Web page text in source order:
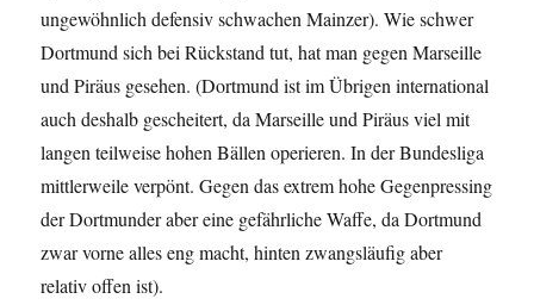
ungewöhnlich defensiv schwachen Mainzer). Wie schwer
Dortmund sich bei Rückstand tut, hat man gegen Marseille
und Piräus gesehen. (Dortmund ist im Übrigen international
auch deshalb gescheitert, da Marseille und Piräus viel mit
langen teilweise hohen Bällen operieren. In der Bundesliga
mittlerweile verpönt. Gegen das extrem hohe Gegenpressing
der Dortmunder aber eine gefährliche Waffe, da Dortmund
zwar vorne alles eng macht, hinten zwangsläufig aber
relativ offen ist).